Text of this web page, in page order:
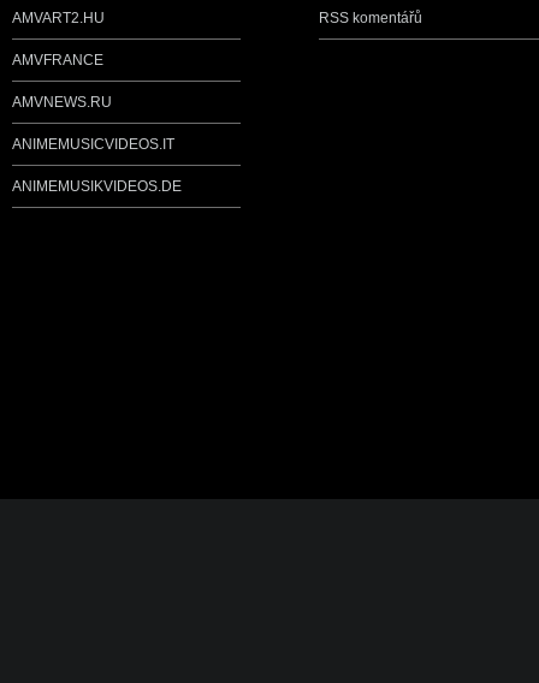
AMVART2.HU
AMVFRANCE
AMVNEWS.RU
ANIMEMUSICVIDEOS.IT
ANIMEMUSIKVIDEOS.DE
RSS komentářů